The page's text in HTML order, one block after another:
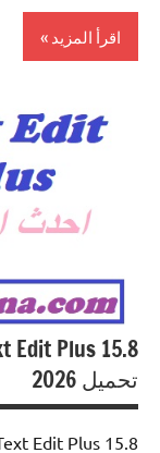
اقرأ المزيد
Tools
تحميل 2026